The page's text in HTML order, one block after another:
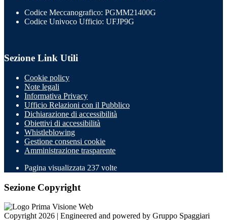
Codice Meccanografico: PGMM21400G
Codice Univoco Ufficio: UFJP9G
Sezione Link Utili
Cookie policy
Note legali
Informativa Privacy
Ufficio Relazioni con il Pubblico
Dichiarazione di accessibilità
Obiettivi di accessibilità
Whistleblowing
Gestione consensi cookie
Amministrazione trasparente
Pagina visualizzata 237 volte
Sezione Copyright
Copyright 2026 | Engineered and powered by Gruppo Spaggiari